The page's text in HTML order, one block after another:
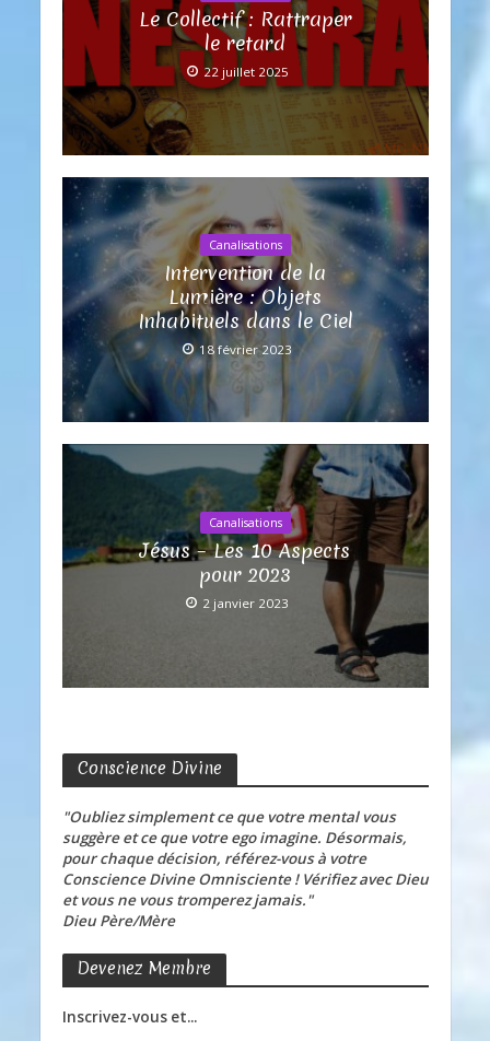
Le Collectif : Rattraper
le retard
22 juillet 2025
Canalisations
Intervention de la
Lumière : Objets
Inhabituels dans le Ciel
18 février 2023
Canalisations
Jésus – Les 10 Aspects
pour 2023
2 janvier 2023
Conscience Divine
"Oubliez simplement ce que votre mental vous
suggère et ce que votre ego imagine. Désormais,
pour chaque décision, référez-vous à votre
Conscience Divine Omnisciente ! Vérifiez avec Dieu
et vous ne vous tromperez jamais."
Dieu Père/Mère
Devenez Membre
Inscrivez-vous et...